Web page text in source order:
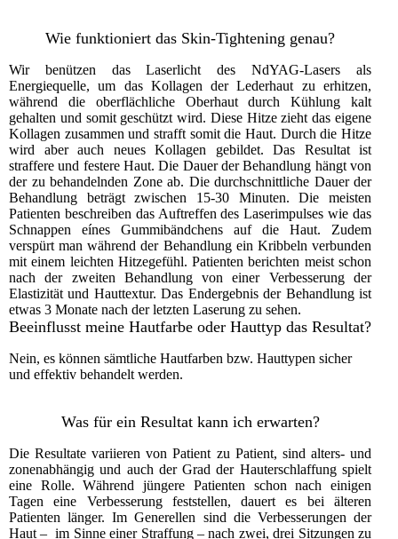
Wie funktioniert das Skin-Tightening genau?
Wir benützen das Laserlicht des NdYAG-Lasers als
Energiequelle, um das Kollagen der Lederhaut zu erhitzen,
während die oberflächliche Oberhaut durch Kühlung kalt
gehalten und somit geschützt wird. Diese Hitze zieht das eigene
Kollagen zusammen und strafft somit die Haut. Durch die Hitze
wird aber auch neues Kollagen gebildet. Das Resultat ist
straffere und festere Haut. Die Dauer der Behandlung hängt von
der zu behandelnden Zone ab. Die durchschnittliche Dauer der
Behandlung beträgt zwischen 15-30 Minuten. Die meisten
Patienten beschreiben das Auftreffen des Laserimpulses wie das
Schnappen eínes Gummibändchens auf die Haut. Zudem
verspürt man während der Behandlung ein Kribbeln verbunden
mit einem leichten Hitzegefühl. Patienten berichten meist schon
nach der zweiten Behandlung von einer Verbesserung der
Elastizität und Hauttextur. Das Endergebnis der Behandlung ist
etwas 3 Monate nach der letzten Laserung zu sehen.
Beeinflusst meine Hautfarbe oder Hauttyp das Resultat?
Nein, es können sämtliche Hautfarben bzw. Hauttypen sicher
und effektiv behandelt werden.
Was für ein Resultat kann ich erwarten?
Die Resultate variieren von Patient zu Patient, sind alters- und
zonenabhängig und auch der Grad der Hauterschlaffung spielt
eine Rolle. Während jüngere Patienten schon nach einigen
Tagen eine Verbesserung feststellen, dauert es bei älteren
Patienten länger. Im Generellen sind die Verbesserungen der
Haut – im Sinne einer Straffung – nach zwei, drei Sitzungen zu